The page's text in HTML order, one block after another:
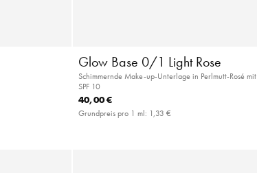
Glow Base 0/1 Light Rose
Schimmernde Make-up-Unterlage in Perlmutt-Rosé mit
SPF 10
40,00 €
Grundpreis pro 1 ml: 1,33 €